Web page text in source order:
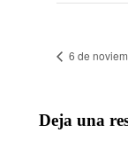
6 de
Deja una